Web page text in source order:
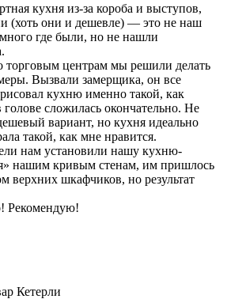
кухня из-за короба и выступов,
(хоть они и дешевле) — это не наш
где были, но не нашли
торговым центрам мы решили делать
Вызвали замерщика, он все
кухню именно такой, как
голове сложилась окончательно. Не
вариант, но кухня идеально
такой, как мне нравится.
нам установили нашу кухню-
нашим кривым стенам, им пришлось
верхних шкафчиков, но результат
Рекомендую!
Кетерли